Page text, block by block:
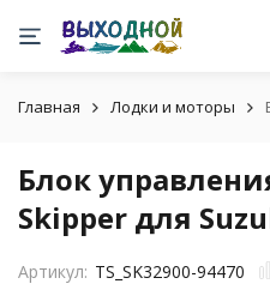
Главная Лодки и моторы
Блок
Skipper для
Артикул: TS_SK32900-94470